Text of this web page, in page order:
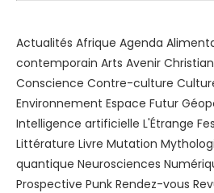
Actualités Afrique Agenda
contemporain Arts Avenir
Conscience Contre-culture
Environnement Espace Futur
Intelligence artificielle L'Étrange
Littérature Livre Mutation
quantique Neurosciences
Prospective Punk Rendez-vous